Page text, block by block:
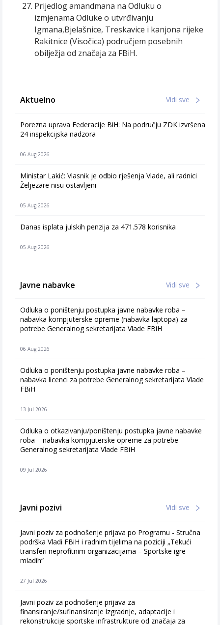
Prijedlog amandmana na Odluku o
izmjenama Odluke o utvrđivanju
Igmana,Bjelašnice, Treskavice i kanjona rijeke
Rakitnice (Visočica) područjem posebnih
obilježja od značaja za FBiH.
Aktuelno Vidi sve
Porezna uprava Federacije BiH: Na području ZDK izvršena
24 inspekcijska nadzora
06 Aug 2026
Ministar Lakić: Vlasnik je odbio rješenja Vlade, ali radnici
Željezare nisu ostavljeni
05 Aug 2026
Danas isplata julskih penzija za 471.578 korisnika
05 Aug 2026
Javne nabavke Vidi sve
Odluka o poništenju postupka javne nabavke roba –
nabavka kompjuterske opreme (nabavka laptopa) za
potrebe Generalnog sekretarijata Vlade FBiH
06 Aug 2026
Odluka o poništenju postupka javne nabavke roba –
nabavka licenci za potrebe Generalnog sekretarijata Vlade
FBiH
13 Jul 2026
Odluka o otkazivanju/poništenju postupka javne nabavke
roba – nabavka kompjuterske opreme za potrebe
Generalnog sekretarijata Vlade FBiH
09 Jul 2026
Javni pozivi Vidi sve
Javni poziv za podnošenje prijava po Programu - Stručna
podrška Vladi FBiH i radnim tijelima na poziciji „Tekući
transferi neprofitnim organizacijama – Sportske igre
mladih“
27 Jul 2026
Javni poziv za podnošenje prijava za
finansiranje/sufinansiranje izgradnje, adaptacije i
rekonstrukcije sportske infrastrukture od značaja za